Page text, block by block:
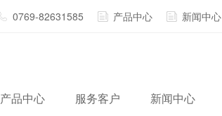
0769-82631585 产品中心 新闻中心
产品中心 服务客户 新闻中心